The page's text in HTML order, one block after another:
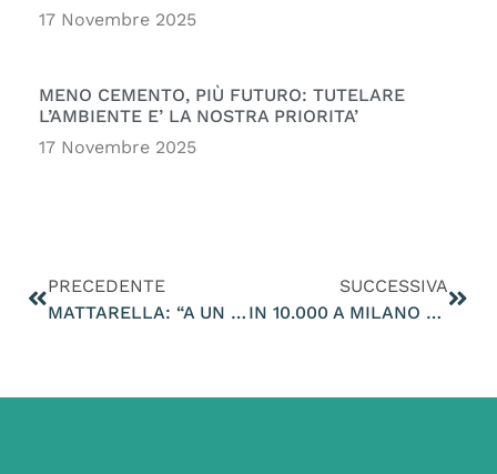
17 Novembre 2025
MENO CEMENTO, PIÙ FUTURO: TUTELARE
L’AMBIENTE E’ LA NOSTRA PRIORITA’
17 Novembre 2025
PRECEDENTE
MATTARELLA: “A UN INTERVENTO DELL’UOMO CHE SI TRADUCE IN PREVARICAZIONE, CORRISPONDE LA VIOLENZA DELLA NATURA”
SUCCESSIVA
IN 10.000 A MILANO PER CHIEDERE IL RISPETTO PER GLI ANIMALI